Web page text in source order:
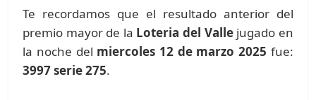
Te recordamos que el resultado anterior del
premio mayor de la Loteria del Vallejugado en
la noche del miercoles 12 de marzo 2025 fue:
3997 serie 275.